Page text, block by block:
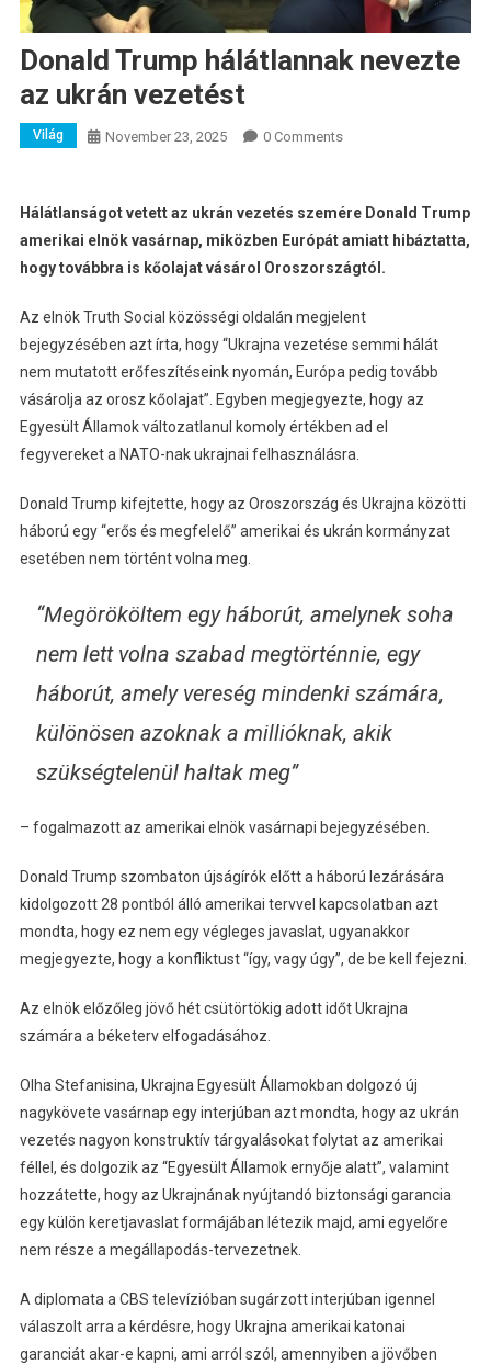
Donald Trump hálátlannak nevezte
az ukrán vezetést
Világ November 23, 2025 0 Comments
Hálátlanságot vetett az ukrán vezetés szemére Donald Trump
amerikai elnök vasárnap, miközben Európát amiatt hibáztatta,
hogy továbbra is kőolajat vásárol Oroszországtól.
Az elnök Truth Social közösségi oldalán megjelent
bejegyzésében azt írta, hogy “Ukrajna vezetése semmi hálát
nem mutatott erőfeszítéseink nyomán, Európa pedig tovább
vásárolja az orosz kőolajat”. Egyben megjegyezte, hogy az
Egyesült Államok változatlanul komoly értékben ad el
fegyvereket a NATO-nak ukrajnai felhasználásra.
Donald Trump kifejtette, hogy az Oroszország és Ukrajna közötti
háború egy “erős és megfelelő” amerikai és ukrán kormányzat
esetében nem történt volna meg.
“Megörököltem egy háborút, amelynek soha
nem lett volna szabad megtörténnie, egy
háborút, amely vereség mindenki számára,
különösen azoknak a millióknak, akik
szükségtelenül haltak meg”
– fogalmazott az amerikai elnök vasárnapi bejegyzésében.
Donald Trump szombaton újságírók előtt a háború lezárására
kidolgozott 28 pontból álló amerikai tervvel kapcsolatban azt
mondta, hogy ez nem egy végleges javaslat, ugyanakkor
megjegyezte, hogy a konfliktust “így, vagy úgy”, de be kell fejezni.
Az elnök előzőleg jövő hét csütörtökig adott időt Ukrajna
számára a béketerv elfogadásához.
Olha Stefanisina, Ukrajna Egyesült Államokban dolgozó új
nagykövete vasárnap egy interjúban azt mondta, hogy az ukrán
vezetés nagyon konstruktív tárgyalásokat folytat az amerikai
féllel, és dolgozik az “Egyesült Államok ernyője alatt”, valamint
hozzátette, hogy az Ukrajnának nyújtandó biztonsági garancia
egy külön keretjavaslat formájában létezik majd, ami egyelőre
nem része a megállapodás-tervezetnek.
A diplomata a CBS televízióban sugárzott interjúban igennel
válaszolt arra a kérdésre, hogy Ukrajna amerikai katonai
garanciát akar-e kapni, ami arról szól, amennyiben a jövőben